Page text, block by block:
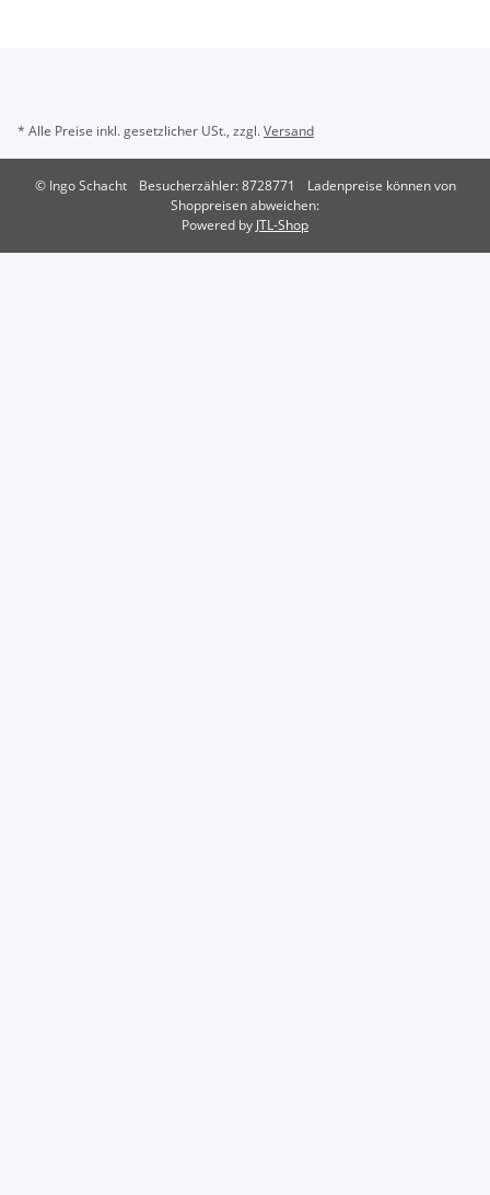
* Alle Preise inkl. gesetzlicher USt., zzgl.Versand
© Ingo Schacht Besucherzähler: 8728771
Ladenpreise können von
Shoppreisen abweichen:
Powered by JTL-Shop